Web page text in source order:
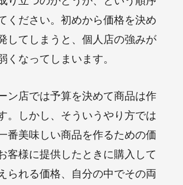
ください。初めから価格を決め
してしまうと、個人店の強みが
くなってしまいます。
ン店では予算を決めて商品は作
。しかし、そういうやり方では
番美味しい商品を作るための価
客様に提供したときに購入して
られる価格、自分の中でその両